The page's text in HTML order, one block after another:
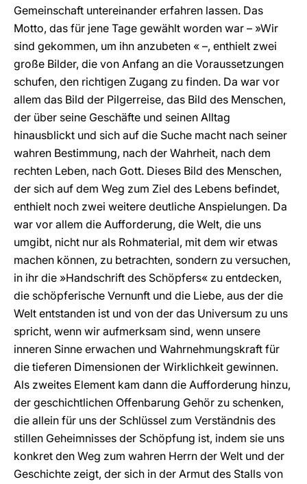
Gemeinschaft untereinander erfahren lassen. Das
Motto, das für jene Tage gewählt worden war – »Wir
sind gekommen, um ihn anzubeten « –, enthielt zwei
große Bilder, die von Anfang an die Voraussetzungen
schufen, den richtigen Zugang zu finden. Da war vor
allem das Bild der Pilgerreise, das Bild des Menschen,
der über seine Geschäfte und seinen Alltag
hinausblickt und sich auf die Suche macht nach seiner
wahren Bestimmung, nach der Wahrheit, nach dem
rechten Leben, nach Gott. Dieses Bild des Menschen,
der sich auf dem Weg zum Ziel des Lebens befindet,
enthielt noch zwei weitere deutliche Anspielungen. Da
war vor allem die Aufforderung, die Welt, die uns
umgibt, nicht nur als Rohmaterial, mit dem wir etwas
machen können, zu betrachten, sondern zu versuchen,
in ihr die »Handschrift des Schöpfers« zu entdecken,
die schöpferische Vernunft und die Liebe, aus der die
Welt entstanden ist und von der das Universum zu uns
spricht, wenn wir aufmerksam sind, wenn unsere
inneren Sinne erwachen und Wahrnehmungskraft für
die tieferen Dimensionen der Wirklichkeit gewinnen.
Als zweites Element kam dann die Aufforderung hinzu,
der geschichtlichen Offenbarung Gehör zu schenken,
die allein für uns der Schlüssel zum Verständnis des
stillen Geheimnisses der Schöpfung ist, indem sie uns
konkret den Weg zum wahren Herrn der Welt und der
Geschichte zeigt, der sich in der Armut des Stalls von